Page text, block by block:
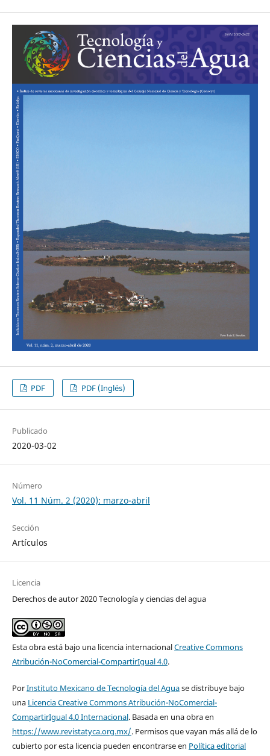
PDF PDF (Inglés)
Publicado
2020-03-02
Número
Vol. 11 Núm. 2 (2020): marzo-abril
Sección
Artículos
Licencia
Derechos de autor 2020 Tecnología y ciencias del agua
Esta obra está bajo una licencia internacionalCreative Commons
Atribución-NoComercial-CompartirIgual 4.0.
PorInstituto Mexicano de Tecnología del Aguase distribuye bajo
una Licencia Creative Commons Atribución-NoComercial-
CompartirIgual 4.0 Internacional. Basada en una obra en
https://www.revistatyca.org.mx/. Permisos que vayan más allá de lo
cubierto por esta licencia pueden encontrarse en Política editorial